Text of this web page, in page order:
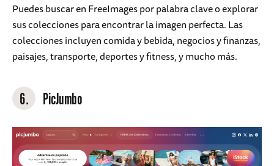
Puedes buscar en FreeImages por palabra clave o explorar
sus colecciones para encontrar la imagen perfecta. Las
colecciones incluyen comida y bebida, negocios y finanzas,
paisajes, transporte, deportes y fitness, y mucho más.
6. PicJumbo